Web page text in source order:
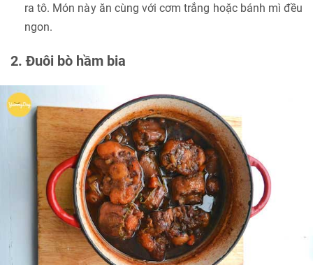
ra tô. Món này ăn cùng với cơm trắng hoặc bánh mì đều
ngon.
2. Đuôi bò hầm bia